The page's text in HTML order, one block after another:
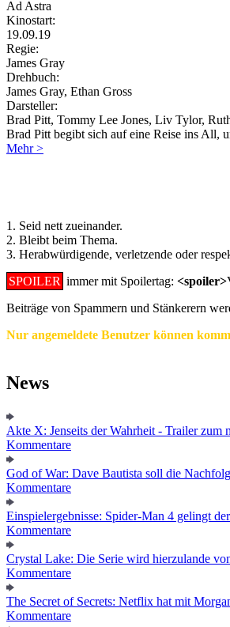
Ad Astra
Kinostart:
19.09.19
Regie:
James Gray
Drehbuch:
James Gray, Ethan Gross
Darsteller:
Brad Pitt, Tommy Lee Jones, Liv Tylor,
Brad Pitt begibt sich auf eine Reise ins All,
Mehr >
1. Seid nett zueinander.
2. Bleibt beim Thema.
3. Herabwürdigende, verletzende oder
SPOILER immer mit Spoilertag: <spoiler>
Beiträge von Spammern und Stänkerern
Nur angemeldete Benutzer können
News
Akte X: Jenseits der Wahrheit - Trailer zum
Kommentare
God of War: Dave Bautista soll die
Kommentare
Einspielergebnisse: Spider-Man 4 gelingt
Kommentare
Crystal Lake: Die Serie wird hierzulande
Kommentare
The Secret of Secrets: Netflix hat mit
Kommentare